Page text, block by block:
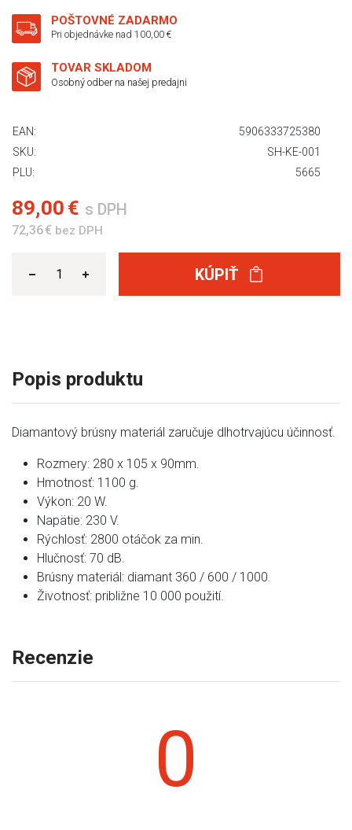
POŠTOVNÉ ZADARMO
Pri objednávke nad 100,00 €
TOVAR SKLADOM
Osobný odber na našej predajni
EAN:
5906333725380
SKU:
SH-KE-001
PLU:
5665
89,00 € s DPH
72,36 € bez DPH
KÚPIŤ
Popis produktu
Diamantový brúsny materiál zaručuje dlhotrvajúcu účinnosť.
Rozmery: 280 x 105 x 90mm.
Hmotnosť: 1100 g.
Výkon: 20 W.
Napätie: 230 V.
Rýchlosť: 2800 otáčok za min.
Hlučnosť: 70 dB.
Brúsny materiál: diamant 360 / 600 / 1000.
Životnosť: približne 10 000 použití.
Recenzie
0